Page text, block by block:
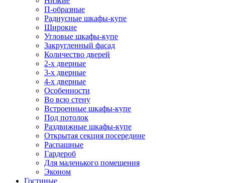
П-образные
Радиусные шкафы-купе
Широкие
Угловые шкафы-купе
Закругленный фасад
Количество дверей
2-х дверные
3-х дверные
4-х дверные
Особенности
Во всю стену
Встроенные шкафы-купе
Под потолок
Раздвижные шкафы-купе
Открытая секция посередине
Распашные
Гардероб
Для маленького помещения
Эконом
Гостиные